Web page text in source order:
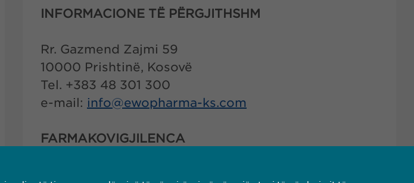
INFORMACIONE TË PËRGJITHSHM
Rr. Gazmend Zajmi 59
10000 Prishtinë, Kosovë
Tel. +383 48 301 300
e-mail: info@ewopharma-ks.com
FARMAKOVIGJILENCA